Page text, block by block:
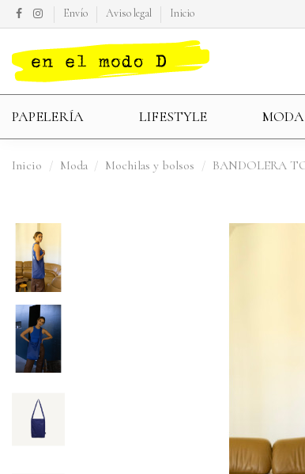
Envío Aviso legal Inicio
PAPELERÍA LIFESTYLE MODA
Inicio Moda Mochilas y bolsos BANDOLERA